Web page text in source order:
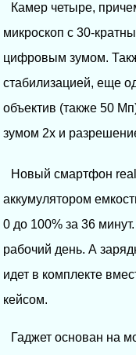
Камер четыре,
микроскоп с 30-
цифровым зумом.
стабилизацией, еще
объектив (также 50
зумом 2х и
Новый смартфон
аккумулятором
0 до 100% за 36
рабочий день. А
идет в комплекте
кейсом.
Гаджет основан на